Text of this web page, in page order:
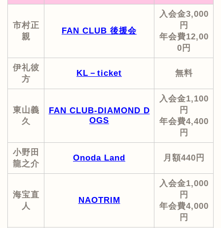
市村正
親
FAN CLUB 後援会
入会金3,000
円
年会費12,00
0円
伊礼彼
方
KL－ticket 無料
東山義
久
FAN CLUB-DIAMOND D
OGS
入会金1,100
円
年会費4,400
円
小野田
龍之介
Onoda Land 月額440円
海宝直
人
NAOTRIM
入会金1,000
円
年会費4,000
円